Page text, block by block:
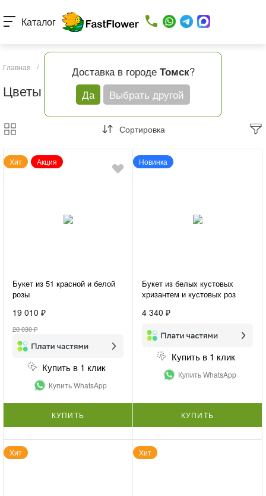
Доставка в городе Томск?
Да
Выбрать другой
Каталог
Главная / Каталог товаров Цветы для мамы
Цветы для мамы
Сортировка
Хит Акция
Букет из 51 красной и белой
розы
19 010 ₽
20 030 ₽
Купить в 1 клик
Купить WhatsApp
КУПИТЬ
Новинка
Букет из белых кустовых
хризантем и кустовых роз
4 340 ₽
Купить в 1 клик
Купить WhatsApp
КУПИТЬ
Хит Хит